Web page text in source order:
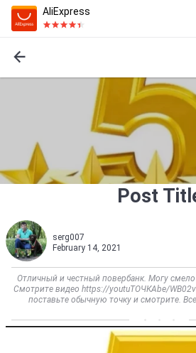
AliExpress
Post
serg007
February 14, 2021
Отличный и честный повербанк. Могу
Смотрите видео https://youtuТОЧКАbe/
поставьте обычную точку и смотрите.